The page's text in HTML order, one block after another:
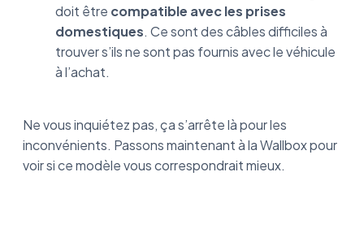
doit être compatible avec les prises
domestiques. Ce sont des câbles difficiles à
trouver s’ils ne sont pas fournis avec le véhicule
à l’achat.
Ne vous inquiétez pas, ça s’arrête là pour les
inconvénients. Passons maintenant à la Wallbox pour
voir si ce modèle vous correspondrait mieux.